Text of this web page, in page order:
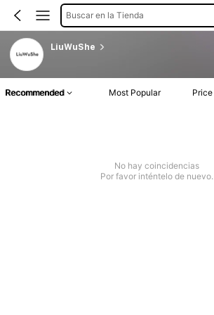
Buscar en la Tienda
LiuWuShe
Recommended Most Popular Price
No hay coincidencias
Por favor inténtelo de nuevo.